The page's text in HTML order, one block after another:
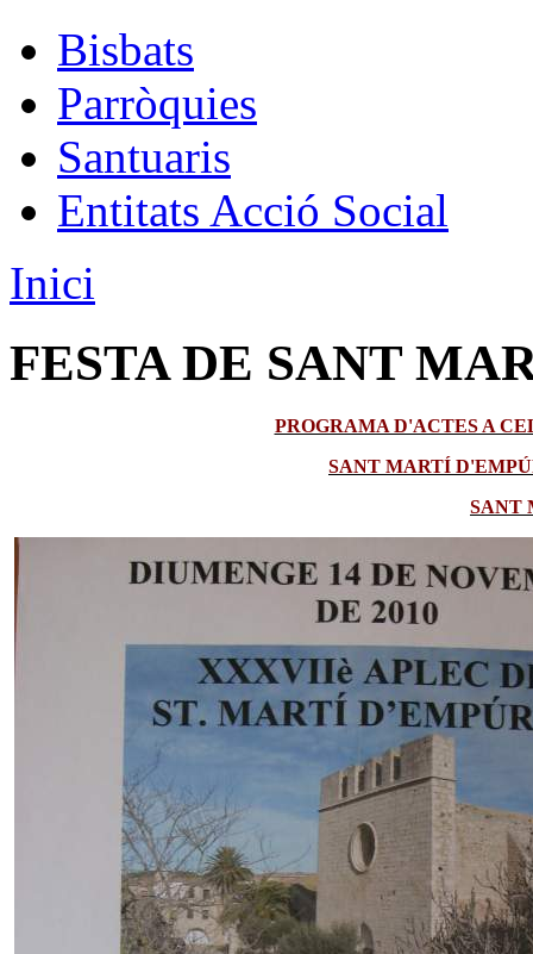
Bisbats
Parròquies
Santuaris
Entitats Acció Social
Inici
FESTA DE SANT
PROGRAMA D'ACTES A
SANT MARTÍ
SANT